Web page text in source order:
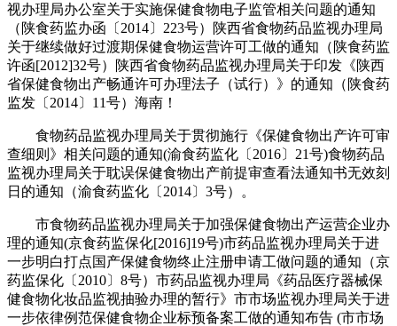
视办理局办公室关于实施保健食物电子监管相关问题的通知
（陕食药监办函〔2014〕223号）陕西省食物药品监视办理局
关于继续做好过渡期保健食物运营许可工做的通知（陕食药监
许函[2012]32号）陕西省食物药品监视办理局关于印发《陕西
省保健食物出产畅通许可办理法子（试行）》的通知（陕食药
监发〔2014〕11号）海南！
食物药品监视办理局关于贯彻施行《保健食物出产许可审
查细则》相关问题的通知(渝食药监化〔2016〕21号)食物药品
监视办理局关于耽误保健食物出产前提审查看法通知书无效刻
日的通知（渝食药监化〔2014〕3号）。
市食物药品监视办理局关于加强保健食物出产运营企业办
理的通知(京食药监保化[2016]19号)市药品监视办理局关于进
一步明白打点国产保健食物终止注册申请工做问题的通知（京
药监保化〔2010〕8号）市药品监视办理局《药品医疗器械保
健食物化妆品监视抽验办理的暂行》市市场监视办理局关于进
一步依律例范保健食物企业标预备案工做的通知布告 (市市场